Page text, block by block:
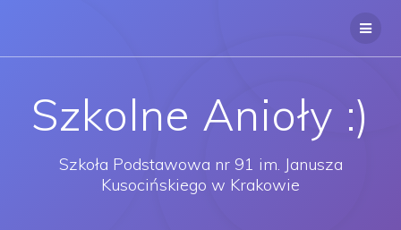
Szkolne Anioły :)
Szkoła Podstawowa nr 91 im. Janusza
Kusocińskiego w Krakowie